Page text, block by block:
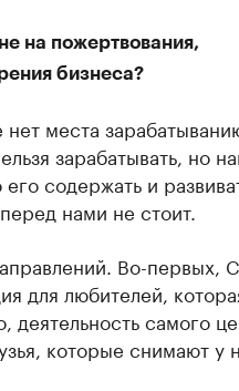
на пожертвования,
бизнеса?
места
зарабатывать, но
содержать и
нами не стоит.
Во-первых,
для любителей,
деятельность самого
которые снимают у